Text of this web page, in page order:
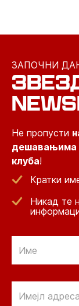
ЗАПОЧНИ
Не пропусти
дешавањима
клуба!
Кратки
Никад те